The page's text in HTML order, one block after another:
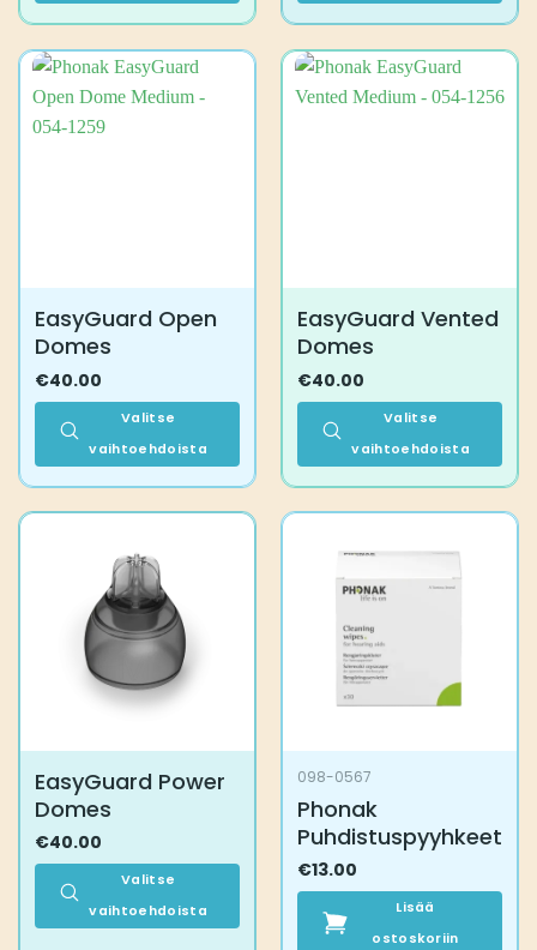
EasyGuard Open
Domes
€40.00
Valitse
vaihtoehdoista
muunnelma.
valinnat
tuotteen
EasyGuard Vented
Domes
€40.00
Valitse
vaihtoehdoista
useampi
muunnelma.
tehdä
valinnat
tuotteen
sivulla.
EasyGuard Power
Domes
€40.00
Valitse
vaihtoehdoista
098-0567
Phonak
Puhdistuspyyhkeet
€13.00
Lisää
ostoskoriin